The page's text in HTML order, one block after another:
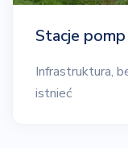
Stacje
Infrastruktura,
istnieć